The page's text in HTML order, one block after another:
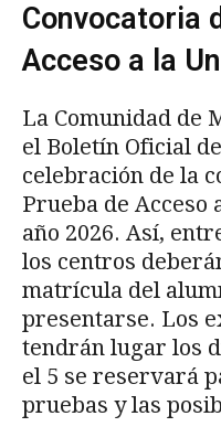
Convocatoria
Acceso a la
La Comunidad de
el Boletín Oficial
celebración de la
Prueba de Acceso
año 2026. Así,
los centros
matrícula del
presentarse. Los
tendrán lugar los
el 5 se reservará
pruebas y las